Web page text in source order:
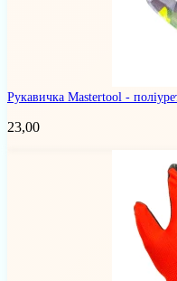
Рукавичка Mastertool -
23,00